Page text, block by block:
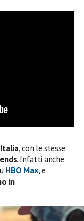
, con le stesse
. Infatti anche
HBO Max, e
in